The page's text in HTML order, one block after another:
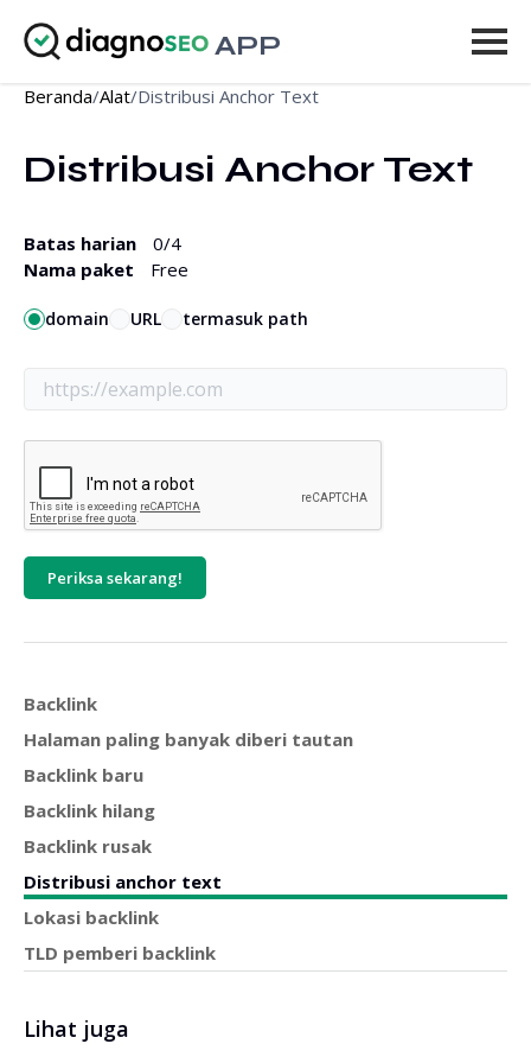
APP
Alat
Harga
Masuk
Beranda/Alat/Distribusi Anchor Text
Distribusi Anchor Text
Batas harian 0/4
Nama paket
Free
domain URL termasuk path
Periksa sekarang!
Backlink
Halaman paling banyak diberi tautan
Backlink baru
Backlink hilang
Backlink rusak
Distribusi anchor text
Lokasi backlink
TLD pemberi backlink
Lihat juga